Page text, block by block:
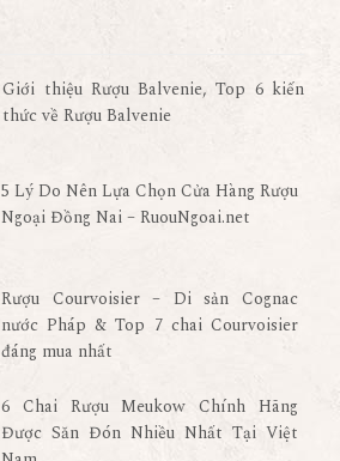
Giới thiệu Rượu Balvenie, Top 6 kiến
thức về Rượu Balvenie
5 Lý Do Nên Lựa Chọn Cửa Hàng Rượu
Ngoại Đồng Nai – RuouNgoai.net
Rượu Courvoisier – Di sản Cognac
nước Pháp & Top 7 chai Courvoisier
đáng mua nhất
6 Chai Rượu Meukow Chính Hãng
Được Săn Đón Nhiều Nhất Tại Việt